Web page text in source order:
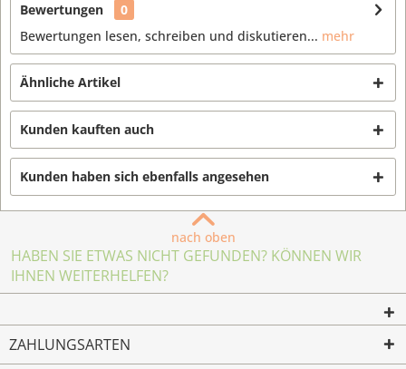
Bewertungen
0
Bewertungen lesen, schreiben und diskutieren... mehr
Ähnliche Artikel
Kunden kauften auch
Kunden haben sich ebenfalls angesehen
nach oben
HABEN SIE ETWAS NICHT GEFUNDEN? KÖNNEN WIR
IHNEN WEITERHELFEN?
ZAHLUNGSARTEN